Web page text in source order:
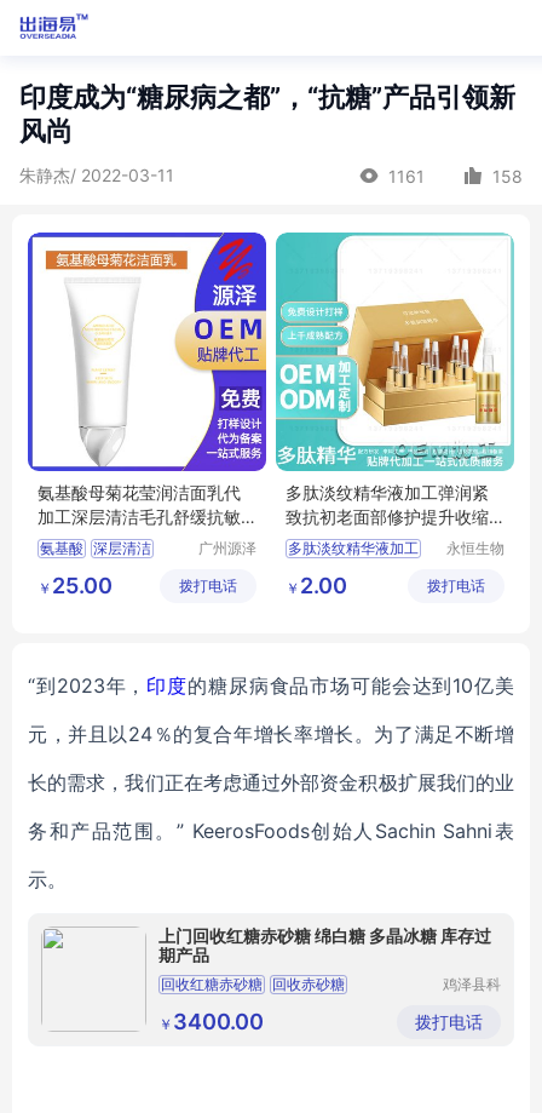
印度成为“糖尿病之都”，“抗糖”产品引领新
风尚
朱静杰/ 2022-03-11 1161 158
氨基酸母菊花莹润洁面乳代
加工深层清洁毛孔舒缓抗敏
洁 面乳OEM
氨基酸 深层清洁
广州源泽
公司
￥ 25.00 拨打电话
多肽淡纹精华液加工弹润紧
致抗初老面部修护提升收缩
毛孔精华oem
多肽淡纹精华液加工
抗初老面部修护精华液
永恒生物
（广州）
￥ 2.00 拨打电话
“到2023年， 印度的糖尿病食品市场可能会达到10亿美
元，并且以24％的复合年增长率增长。为了满足不断增
长的需求，我们正在考虑通过外部资金积极扩展我们的业
务和产品范围。” KeerosFoods创始人 Sachin Sahni表
示。
上门回收红糖赤砂糖 绵白糖 多晶冰糖 库存过
期产品
回收红糖赤砂糖 回收赤砂糖
回收赤砂糖红糖
回收库存赤砂糖
鸡泽县科
限公司
￥ 3400.00 拨打电话